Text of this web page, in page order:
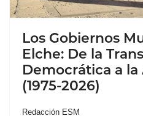
Los Gobiernos
Elche: De la
Democrática a
(1975-2026)
Redacción ESM